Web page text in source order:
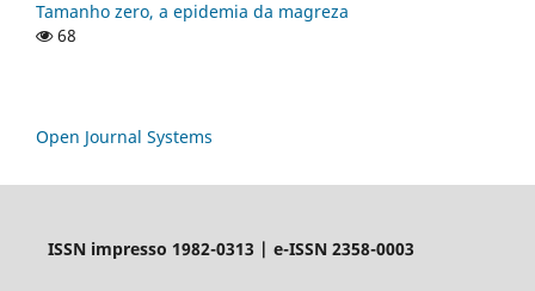
Tamanho zero, a epidemia da magreza
68
Open Journal Systems
ISSN impresso 1982-0313 | e-ISSN 2358-0003